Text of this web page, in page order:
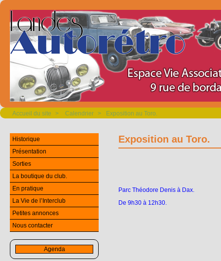
Accueil du site > Calendrier > Exposition au Toro.
Exposition au Toro.
Parc Théodore Denis à Dax.
De 9h30 à 12h30.
Historique
Présentation
Sorties
La boutique du club.
En pratique
La Vie de l’Interclub
Petites annonces
Nous contacter
Agenda